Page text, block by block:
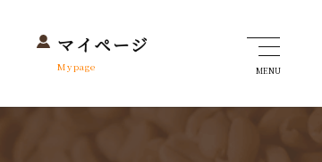
マイページ
Mypage MENU